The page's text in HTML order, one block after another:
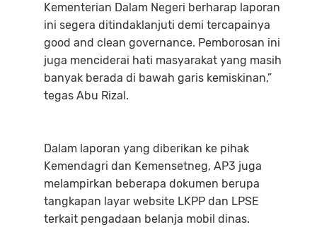
Kementerian Dalam Negeri berharap laporan
ini segera ditindaklanjuti demi tercapainya
good and clean governance. Pemborosan ini
juga menciderai hati masyarakat yang masih
banyak berada di bawah garis kemiskinan,”
tegas Abu Rizal.
Dalam laporan yang diberikan ke pihak
Kemendagri dan Kemensetneg, AP3 juga
melampirkan beberapa dokumen berupa
tangkapan layar website LKPP dan LPSE
terkait pengadaan belanja mobil dinas.